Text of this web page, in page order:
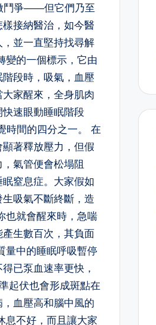
鬥爭——但它們乃至
接納醫治，如今醫
並一直堅持找尋解
變的一個標示，它由
段時，吸氣，血壓
家醒來，全身肌肉
速眼動睡眠階段
時間的四分之一。 在
著釋放壓力，但假
氣管便會松塌阻
窒息症。大家假如
吸氣不斷終斷，造
也就會醒來時，急喘
生數百次，其負面
量中的睡眠呼吸暫停
已泵血速率更快，
起伏也會形成斑點在
血壓高和腦中風的
息不好，而且讓大家